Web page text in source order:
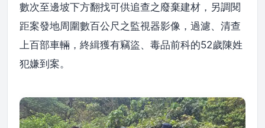
數次至邊坡下方翻找可供追查之廢棄建材，另調閱
距案發地周圍數百公尺之監視器影像，過濾、清查
上百部車輛，終緝獲有竊盜、毒品前科的52歲陳姓
犯嫌到案。